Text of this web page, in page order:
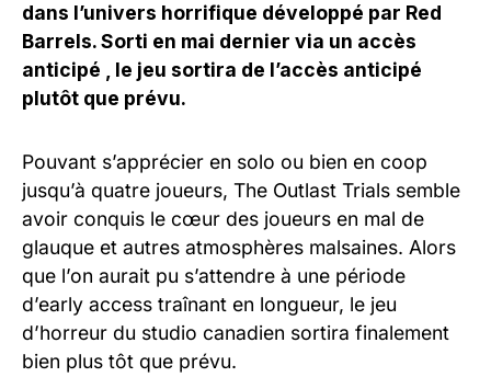
dans l’univers horrifique développé par Red
Barrels. Sorti en mai dernier via un accès
anticipé , le jeu sortira de l’accès anticipé
plutôt que prévu.
Pouvant s’apprécier en solo ou bien en coop
jusqu’à quatre joueurs, The Outlast Trials semble
avoir conquis le cœur des joueurs en mal de
glauque et autres atmosphères malsaines. Alors
que l’on aurait pu s’attendre à une période
d’early access traînant en longueur, le jeu
d’horreur du studio canadien sortira finalement
bien plus tôt que prévu.